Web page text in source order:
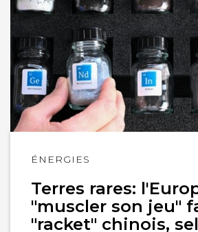
ÉNERGIES
Terres rares:
"muscler son jeu"
"racket" chinois,
Lire